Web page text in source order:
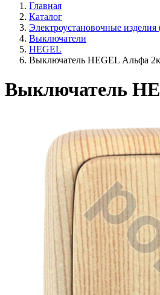
Главная
Каталог
Электроустановочные
Выключатели
HEGEL
Выключатель HEGEL Альфа
Выключатель